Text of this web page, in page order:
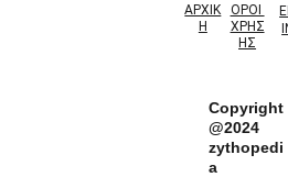
Copyright
@2024
zythopedi
a
ΑΡΧΙΚ
Η
ΟΡΟΙ
ΧΡΗΣ
ΗΣ